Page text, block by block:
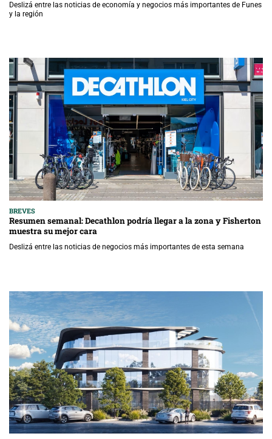
Deslizá entre las noticias de economía y negocios más importantes de Funes
y la región
BREVES
Resumen semanal: Decathlon podría llegar a la zona y Fisherton
muestra su mejor cara
Deslizá entre las noticias de negocios más importantes de esta semana